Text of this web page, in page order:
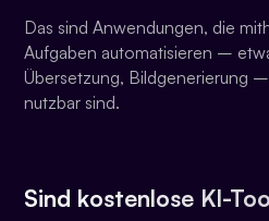
Das sind Anwendungen, die
Aufgaben automatisieren –
Übersetzung, Bildgenerierung
nutzbar sind.
Sind kostenlose KI-